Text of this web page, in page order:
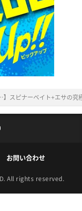
】スピナーベイト+エサの
お問い合わせ
All rights reserved.